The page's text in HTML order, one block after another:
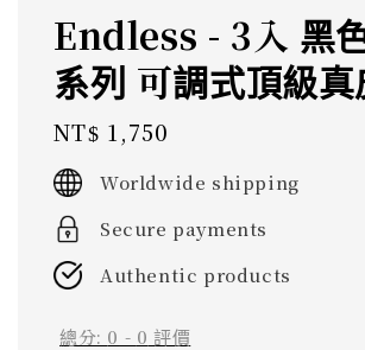
Endless - 3入 黑
系列 可調式頂級
Regular
price
NT$ 1,750
Worldwide shipping
Secure payments
Authentic products
總分: 0 - 0 評價